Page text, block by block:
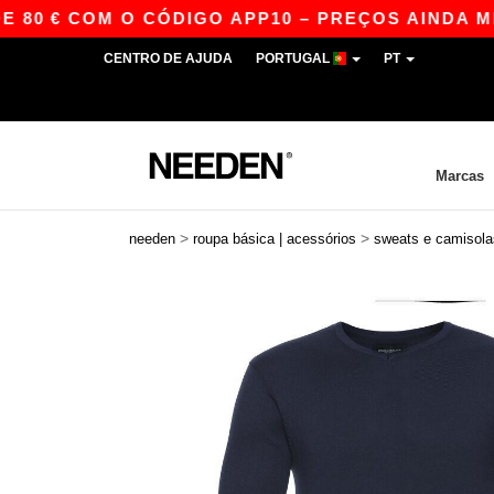
O CÓDIGO APP10 – PREÇOS AINDA
CENTRO DE AJUDA PORTUGAL PT
Marcas
needen > roupa básica | acessórios > sweats e